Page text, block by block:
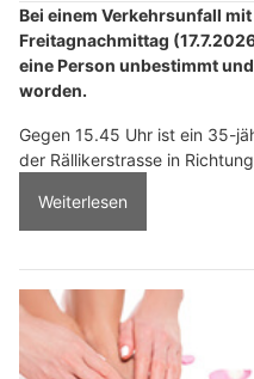
Bei einem Verkehrsunfall
Freitagnachmittag
eine Person unbestimmt
worden.
Gegen 15.45 Uhr ist ein 35-
der Rällikerstrasse in
Weiterlesen